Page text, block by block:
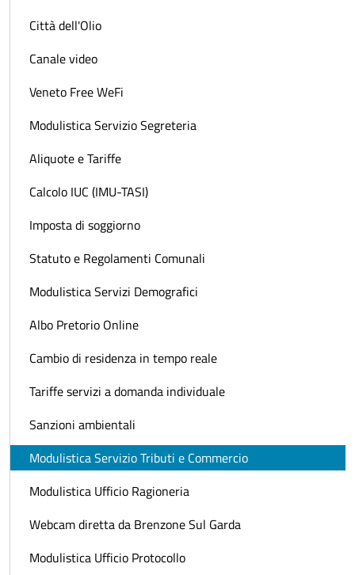
Città dell'Olio
Canale video
Veneto Free WeFi
Modulistica Servizio Segreteria
Aliquote e Tariffe
Calcolo IUC (IMU-TASI)
Imposta di soggiorno
Statuto e Regolamenti Comunali
Modulistica Servizi Demografici
Albo Pretorio Online
Cambio di residenza in tempo reale
Tariffe servizi a domanda individuale
Sanzioni ambientali
Modulistica Servizio Tributi e Commercio
Modulistica Ufficio Ragioneria
Webcam diretta da Brenzone Sul Garda
Modulistica Ufficio Protocollo